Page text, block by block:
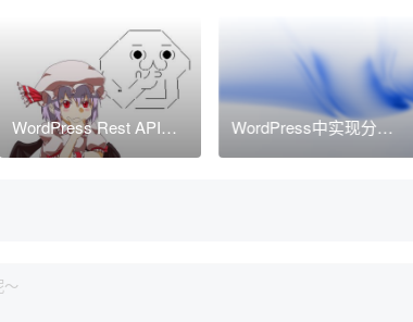
WordPress Rest API发
布文章并设置postmeta
WordPress中实现分词
搜索，可以使用插件或